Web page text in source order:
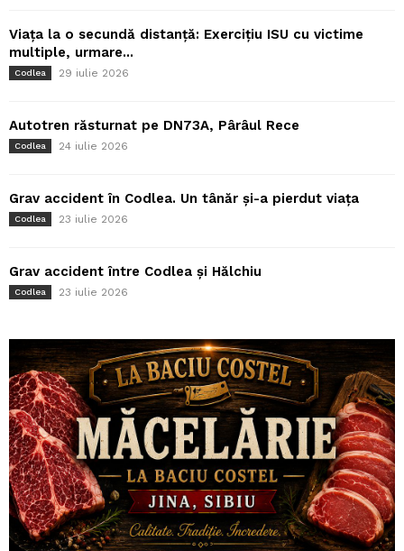
Viața la o secundă distanță: Exercițiu ISU cu victime
multiple, urmare...
Codlea 29 iulie 2026
Autotren răsturnat pe DN73A, Pârâul Rece
Codlea 24 iulie 2026
Grav accident în Codlea. Un tânăr și-a pierdut viața
Codlea 23 iulie 2026
Grav accident între Codlea și Hălchiu
Codlea 23 iulie 2026